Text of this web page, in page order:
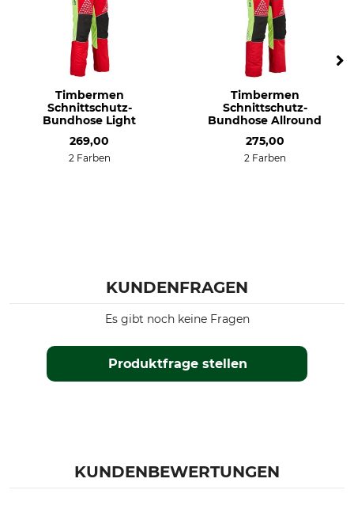
Timbermen
Schnittschutz-
Bundhose Light
269,00
2 Farben
Timbermen
Schnittschutz-
Bundhose Allround
275,00
2 Farben
KUNDENFRAGEN
Produktfrage stellen
Es gibt noch keine Fragen
KUNDENBEWERTUNGEN